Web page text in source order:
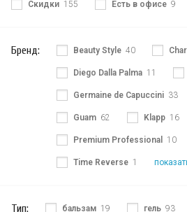
Скидки 155 Есть в офисе 9
Бренд: Beauty Style 40
Diego Dalla Palma 11
Germaine de Capuccini 33
Guam 62 Klapp 16
Premium Professional 10
Time Reverse 1
Тип: бальзам 19 гель 93